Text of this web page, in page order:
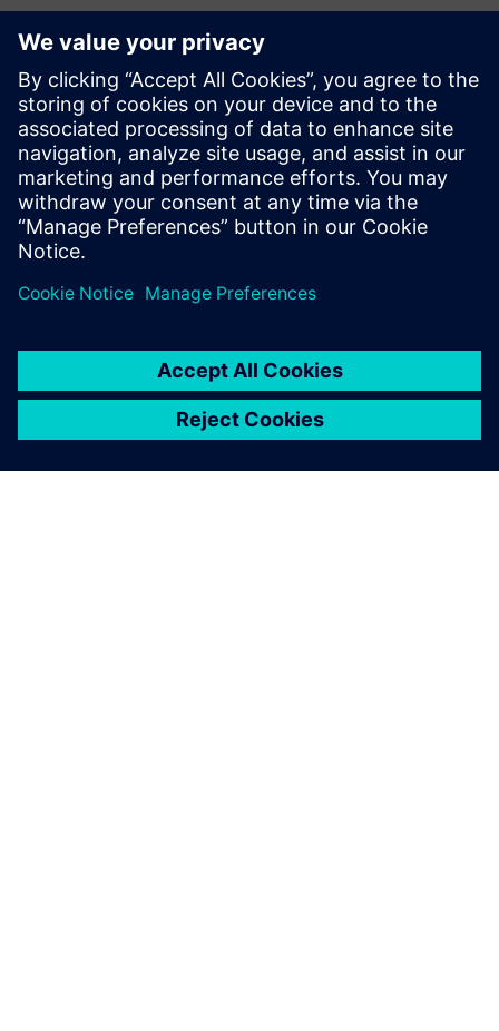
További információk és források
Roboverse válasz platform
Fehér könyv: Az autonóm mobil robotok felemelkedése
Feltételek